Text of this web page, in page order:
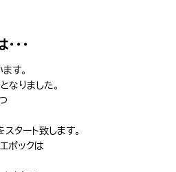
スタッフ求人
・・
す。
なりました。
タート致します。
ポックは